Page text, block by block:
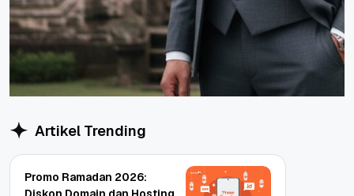
Artikel Trending
Promo Ramadan 2026: